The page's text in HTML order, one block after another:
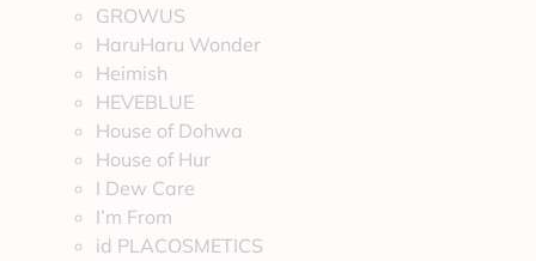
GROWUS
HaruHaru Wonder
Heimish
HEVEBLUE
House of Dohwa
House of Hur
I Dew Care
I’m From
id PLACOSMETICS